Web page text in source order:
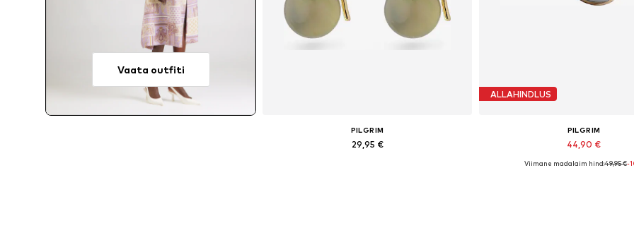
Vaata outfiti
PILGRIM
29,95 €
ALLAHINDLUS
PILGRIM
44,90 €
Viimane madalaim hind:49,95 €-